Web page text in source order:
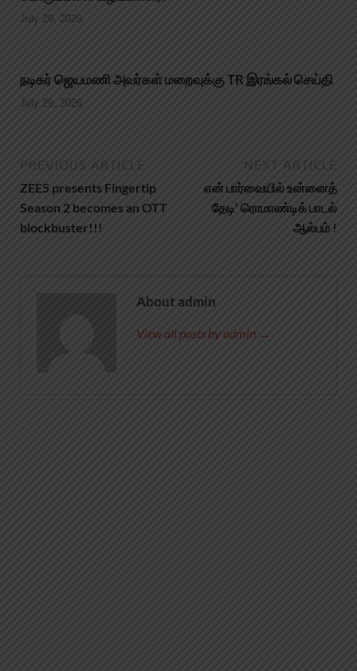
July 29, 2026
நடிகர் ஜெயமணி அவர்கள் மறைவுக்கு TR இரங்கல் செய்தி
July 29, 2026
PREVIOUS ARTICLE
ZEE5 presents Fingertip
Season 2 becomes an OTT
blockbuster!!!
NEXT ARTICLE
என் பார்வையில் உன்னைத்
தேடி’ ரொமாண்டிக் பாடல்
ஆல்பம் !
About admin
View all posts by admin →